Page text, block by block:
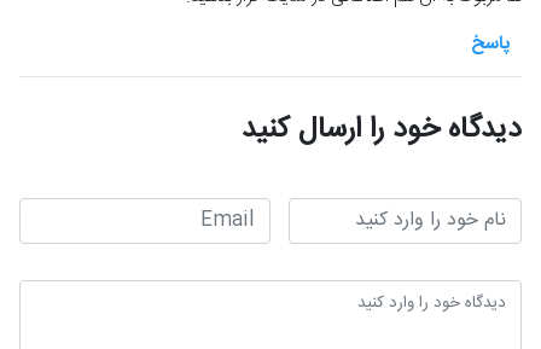
پاسخ
دیدگاه خود را ارسال کنید